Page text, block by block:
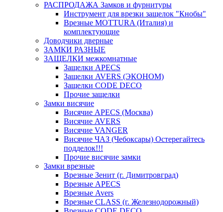
РАСПРОДАЖА Замков и фурнитуры
Инструмент для врезки защелок "Кнобы"
Врезные MOTTURA (Италия) и
комплектующие
Доводчики дверные
ЗАМКИ РАЗНЫЕ
ЗАЩЕЛКИ межкомнатные
Защелки APECS
Защелки AVERS (ЭКОНОМ)
Защелки CODE DECO
Прочие защелки
Замки висячие
Висячие APECS (Москва)
Висячие AVERS
Висячие VANGER
Висячие ЧАЗ (Чебоксары) Остерегайтесь
подделок!!!
Прочие висячие замки
Замки врезные
Врезные Зенит (г. Димитровград)
Врезные APECS
Врезные Avers
Врезные CLASS (г. Железнодорожный)